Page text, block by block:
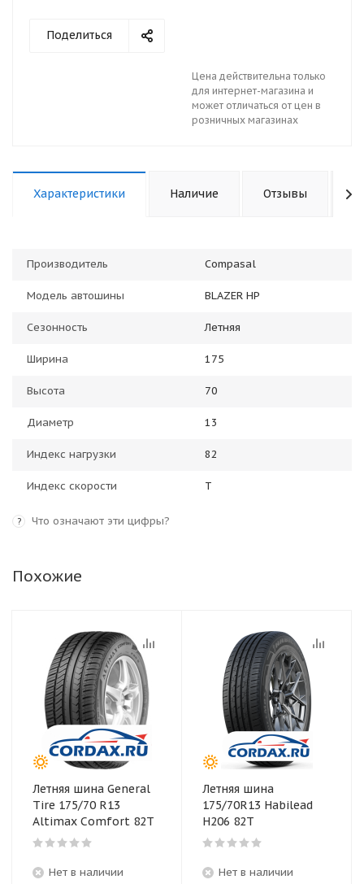
Поделиться
Цена действительна только
для интернет-магазина и
может отличаться от цен в
розничных магазинах
Характеристики Наличие Отзывы
Производитель Compasal
Модель автошины BLAZER HP
Сезонность Летняя
Ширина 175
Высота 70
Диаметр 13
Индекс нагрузки 82
Индекс скорости T
? Что означают эти цифры?
Похожие
Летняя шина General
Tire 175/70 R13
Altimax Comfort 82T
Нет в наличии
Летняя шина
175/70R13 Habilead
H206 82T
Нет в наличии